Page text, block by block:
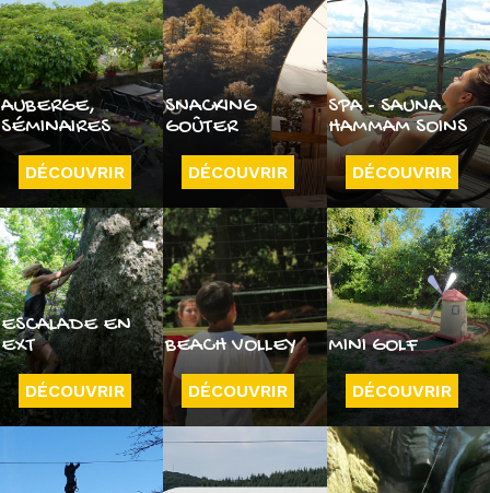
AUBERGE,
SÉMINAIRES
DÉCOUVRIR
SNACKING
GOÛTER
DÉCOUVRIR
SPA - SAUNA
HAMMAM SOINS
DÉCOUVRIR
ESCALADE EN
EXT
DÉCOUVRIR
BEACH VOLLEY
DÉCOUVRIR
MINI GOLF
DÉCOUVRIR